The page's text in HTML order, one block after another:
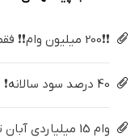
❗❗200 میلیون وام❗❗ فقط با احراز هویت
40 درصد سود سالانه❗ از تورم جا نمونی😲
وام 15 میلیاردی آبان تتر | فوری، فقط با احراز هویت